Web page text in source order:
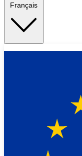
Français